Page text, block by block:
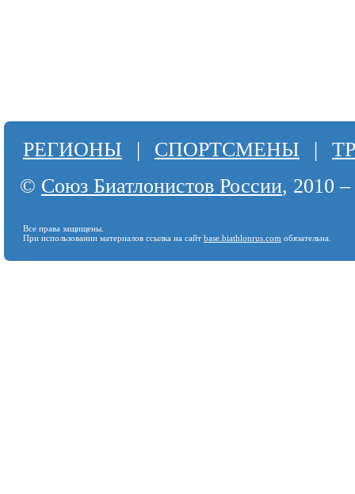
РЕГИОНЫ | СПОРТСМЕНЫ |
© Союз Биатлонистов России, 2010
Все права защищены.
При использовании материалов ссылка на сайт base.biathlonrus.com обязательна.